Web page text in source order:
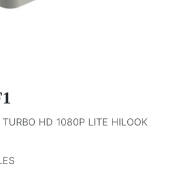
HD 1080P LITE HILOOK